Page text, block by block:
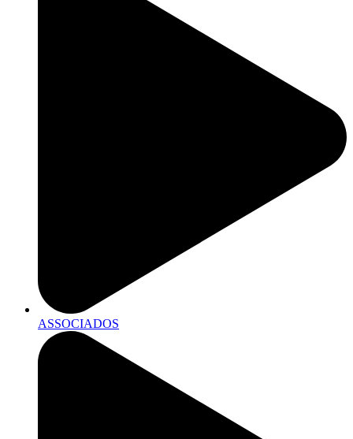
ASSOCIADOS